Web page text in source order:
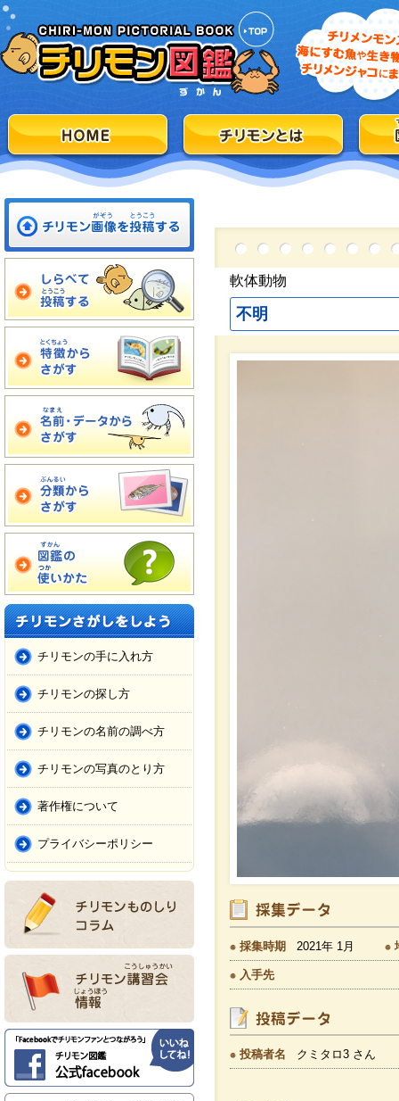
チリモンの手に入れ方
チリモンの探し方
チリモンの名前の調べ方
チリモンの写真のとり方
著作権について
プライバシーポリシー
軟体動物
不明
採集時期 2021年 1月
入手先
投稿者名 クミタロ3 さん